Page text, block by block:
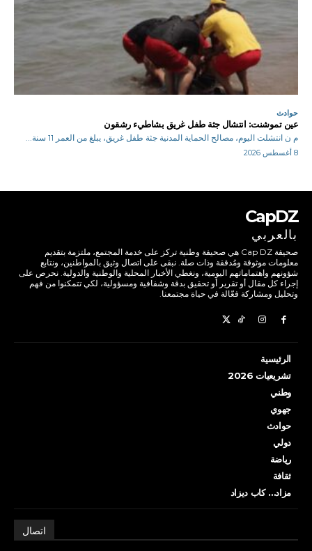
حوادث
عين تموشنت: انتشال جثة طفل غريق بشاطيء رشقون
م ن انتشلت اليوم، مصالح الحماية المدنية جثة طفل غريق، يبلغ من العمر 11 سنة...
8 أغسطس 2026
CapDZ
بالعربي
صحيفة Cap DZ هي صحيفة وطنية تركز على خدمة المجتمع، ملتزمة بتقديم
معلومات موثوقة ومُدققة وذات صلة. نبقى على اتصال وثيق بالمواطنين، ونتابع
شؤونهم واهتماماتهم اليومية، ونغطي الأخبار المحلية والوطنية والدولية. نحرص على
إجراء كل مقال أو تقرير أو تحقيق بدقة وشفافية ومسؤولية، لكي تتمكنوا من فهم
وتحليل ومشاركة فعّالة في حياة مجتمعنا.
الرئيسية
تشريعيات 2026
وطني
جهوي
حوادث
دولي
رياضة
ثقافة
مزاد… كاب ديزاد
اتصال